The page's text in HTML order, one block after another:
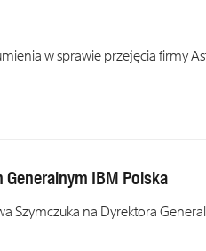
w sprawie przejęcia firmy
IBM Polska
Szymczuka na Dyrektora